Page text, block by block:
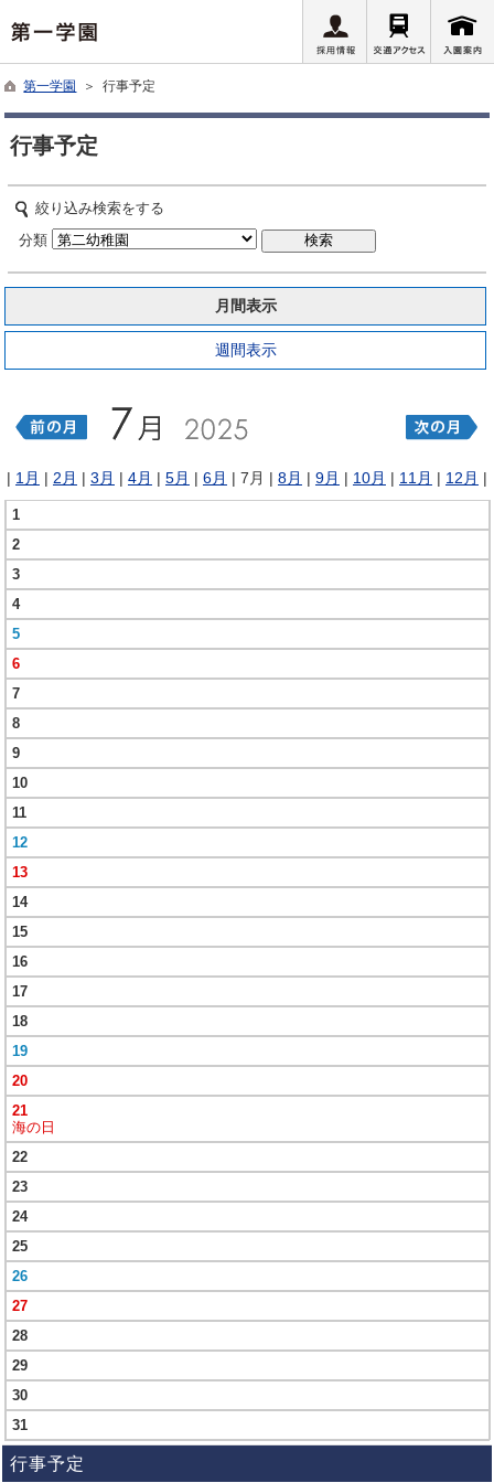
第一学園 ＞ 行事予定
行事予定
絞り込み検索をする
分類
月間表示
週間表示
| 1月 | 2月 | 3月 | 4月 | 5月 | 6月 | 7月 | 8月 | 9月 | 10月 | 11月 | 12月 |
1
2
3
4
5
6
7
8
9
10
11
12
13
14
15
16
17
18
19
20
21
海の日
22
23
24
25
26
27
28
29
30
31
行事予定